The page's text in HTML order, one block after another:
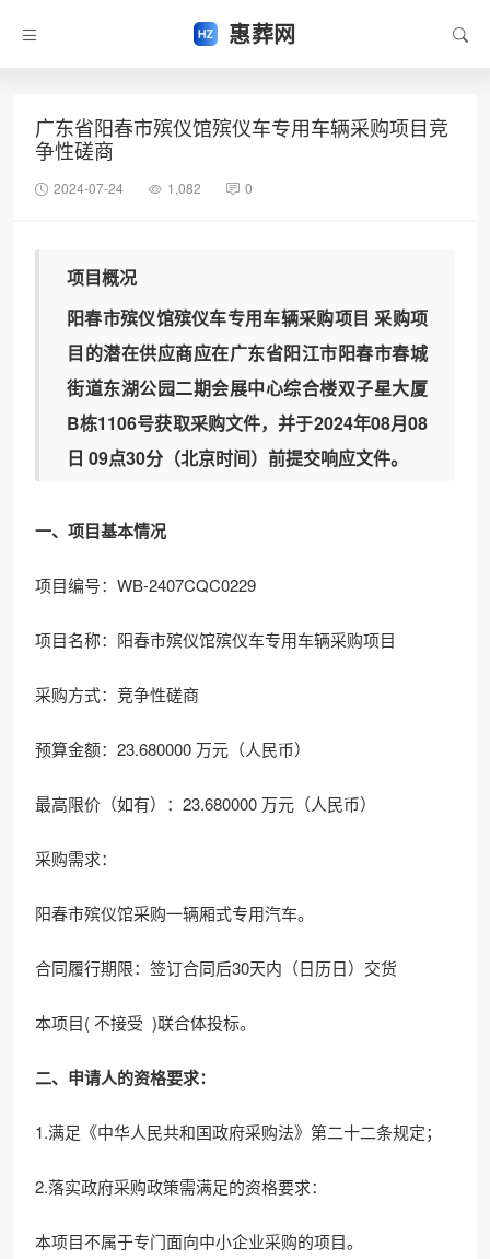
惠葬网
广东省阳春市殡仪馆殡仪车专用车辆采购项目竞
争性磋商
2024-07-24 1,082 0
项目概况
阳春市殡仪馆殡仪车专用车辆采购项目 采购项
目的潜在供应商应在广东省阳江市阳春市春城
街道东湖公园二期会展中心综合楼双子星大厦
B栋1106号获取采购文件，并于2024年08月08
日 09点30分（北京时间）前提交响应文件。
一、项目基本情况
项目编号：WB-2407CQC0229
项目名称：阳春市殡仪馆殡仪车专用车辆采购项目
采购方式：竞争性磋商
预算金额：23.680000 万元（人民币）
最高限价（如有）：23.680000 万元（人民币）
采购需求：
阳春市殡仪馆采购一辆厢式专用汽车。
合同履行期限：签订合同后30天内（日历日）交货
本项目( 不接受 )联合体投标。
二、申请人的资格要求：
1.满足《中华人民共和国政府采购法》第二十二条规定；
2.落实政府采购政策需满足的资格要求：
本项目不属于专门面向中小企业采购的项目。